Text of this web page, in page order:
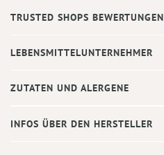
TRUSTED SHOPS BEWERTUNGEN
LEBENSMITTELUNTERNEHMER
ZUTATEN UND ALERGENE
INFOS ÜBER DEN HERSTELLER